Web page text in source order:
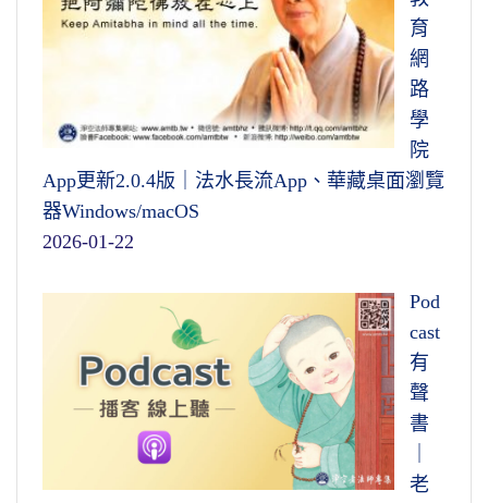
育
網
路
學
院
App更新2.0.4版｜法水長流App、華藏桌面瀏覽
器Windows/macOS
2026-01-22
Pod
cast
有
聲
書
老